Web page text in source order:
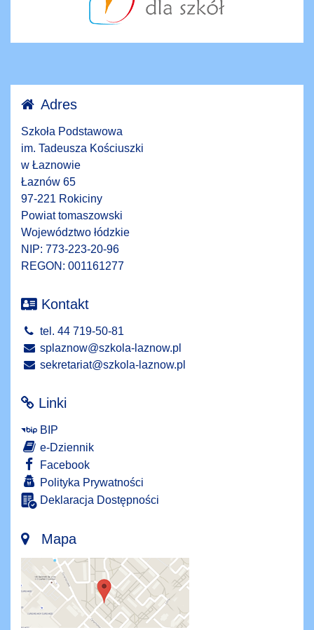
Adres
Szkoła Podstawowa
im. Tadeusza Kościuszki
w Łaznowie
Łaznów 65
97-221 Rokiciny
Powiat tomaszowski
Województwo łódzkie
NIP: 773-223-20-96
REGON: 001161277
Kontakt
tel. 44 719-50-81
splaznow@szkola-laznow.pl
sekretariat@szkola-laznow.pl
Linki
BIP
e-Dziennik
Facebook
Polityka Prywatności
Deklaracja Dostępności
Mapa